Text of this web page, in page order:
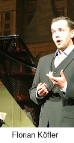
Florian Köfler